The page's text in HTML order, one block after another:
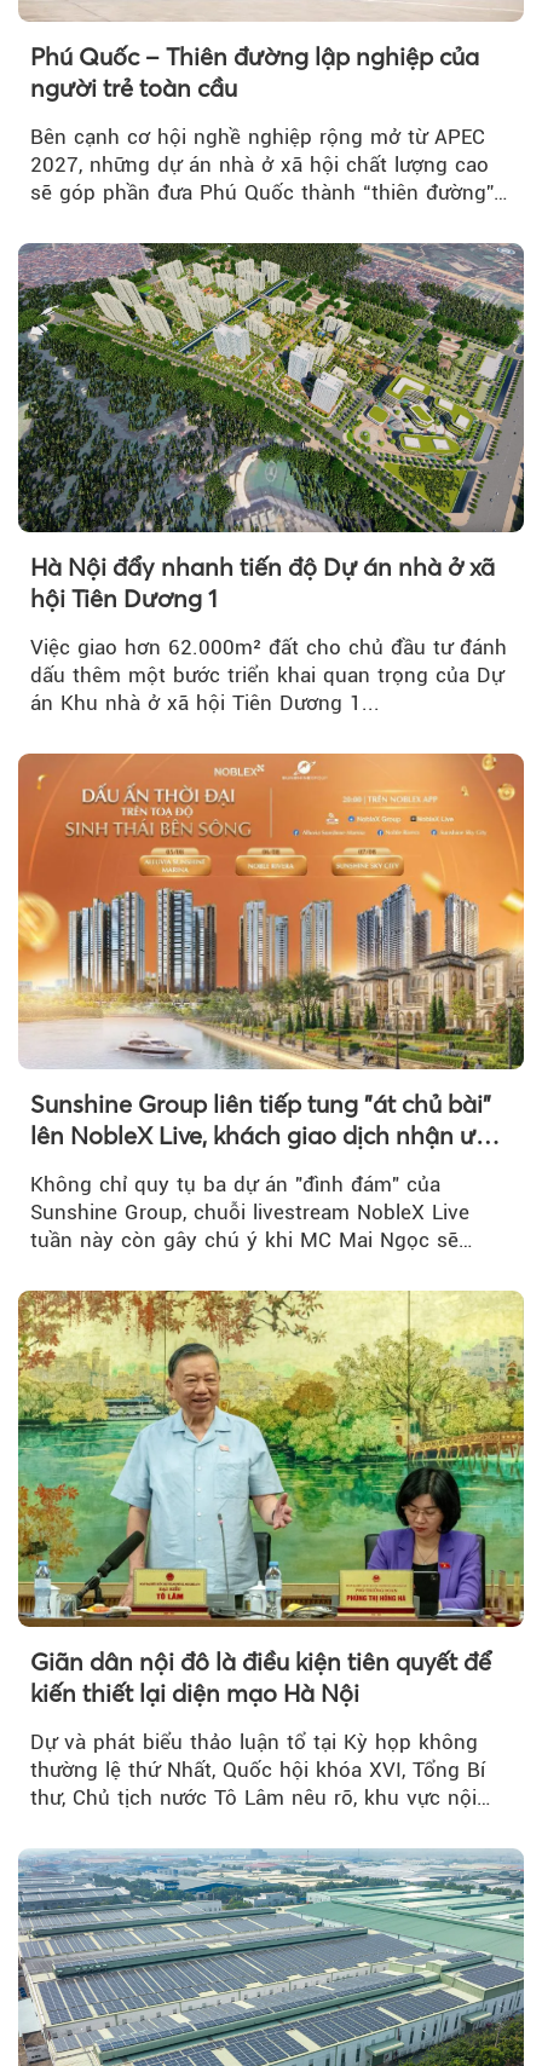
Phú Quốc – Thiên đường lập nghiệp của
người trẻ toàn cầu
Bên cạnh cơ hội nghề nghiệp rộng mở từ APEC
2027, những dự án nhà ở xã hội chất lượng cao
sẽ góp phần đưa Phú Quốc thành “thiên đường”
Hà Nội đẩy nhanh tiến độ Dự án nhà ở xã
hội Tiên Dương 1
Việc giao hơn 62.000m² đất cho chủ đầu tư đánh
dấu thêm một bước triển khai quan trọng của Dự
án Khu nhà ở xã hội Tiên Dương 1...
Sunshine Group liên tiếp tung "át chủ bài"
lên NobleX Live, khách giao dịch nhận ưu
Không chỉ quy tụ ba dự án "đình đám" của
Sunshine Group, chuỗi livestream NobleX Live
tuần này còn gây chú ý khi MC Mai Ngọc sẽ
Giãn dân nội đô là điều kiện tiên quyết để
kiến thiết lại diện mạo Hà Nội
Dự và phát biểu thảo luận tổ tại Kỳ họp không
thường lệ thứ Nhất, Quốc hội khóa XVI, Tổng Bí
thư, Chủ tịch nước Tô Lâm nêu rõ, khu vực nội